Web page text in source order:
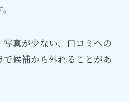
真が少ない、口コミへの
候補から外れることがあ